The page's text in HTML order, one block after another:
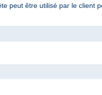
peut être utilisé par le client